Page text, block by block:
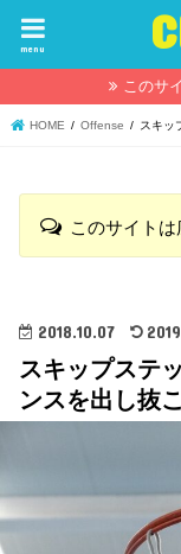
menu
このサ
HOME Offense スキッ
このサイトは
2018.10.07
スキップステ
ンスを出し抜